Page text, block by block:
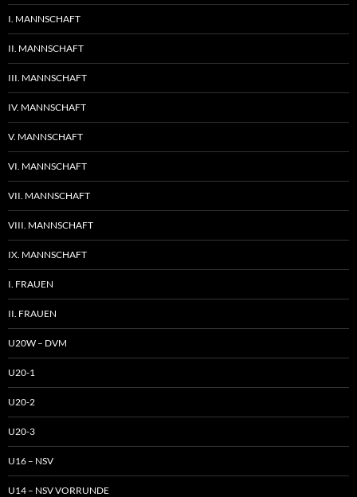
I. MANNSCHAFT
II. MANNSCHAFT
III. MANNSCHAFT
IV. MANNSCHAFT
V. MANNSCHAFT
VI. MANNSCHAFT
VII. MANNSCHAFT
VIII. MANNSCHAFT
IX. MANNSCHAFT
I. FRAUEN
II. FRAUEN
U20W – DVM
U20-1
U20-2
U20-3
U16 – NSV
U14 – NSV VORRUNDE